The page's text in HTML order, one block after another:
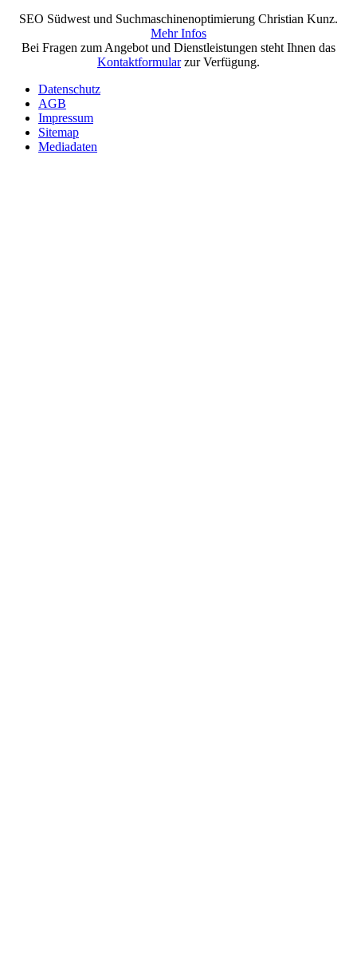
SEO Südwest und Suchmaschinenoptimierung Christian Kunz.
Mehr Infos
Bei Fragen zum Angebot und Dienstleistungen steht Ihnen das
Kontaktformularzur Verfügung.
Datenschutz
AGB
Impressum
Sitemap
Mediadaten